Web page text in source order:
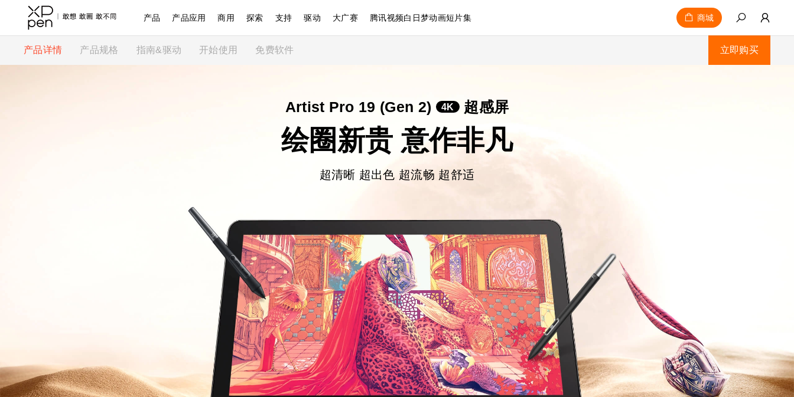
产品 产品应用 商用 探索 支持 驱动 大广赛 腾讯视频白日梦动画短片集 商城
产品详情 产品规格 指南&驱动 开始使用 免费软件 立即购买
Artist Pro 19 (Gen 2) 4K 超感屏
绘圈新贵 意作非凡
超清晰 超出色 超流畅 超舒适